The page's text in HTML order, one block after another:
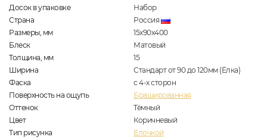
Досок в упаковке
Набор
Страна
Россия
Размеры, мм
15х90х400
Блеск
Матовый
Толщина, мм
15
Ширина
Стандарт от 90 до 120мм (Ёлка)
Фаска
с 4-х сторон
Поверхность на ощупь
Брашированная
Оттенок
Тёмный
Цвет
Коричневый
Тип рисунка
Елочкой